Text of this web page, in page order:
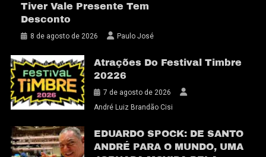
Tiver Vale Presente Tem
Desconto
8 de agosto de 2026 Paulo José
Atrações Do Festival Timbre
20226
7 de agosto de 2026
André Luiz Brandão Cisi
EDUARDO SPOCK: DE SANTO
ANDRÉ PARA O MUNDO, UMA